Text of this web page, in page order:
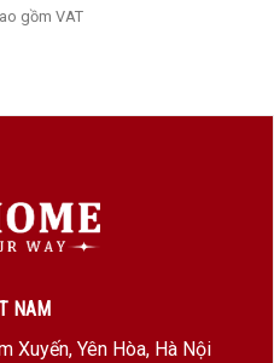
gồm VAT
NAM
Xuyến, Yên Hòa, Hà Nội